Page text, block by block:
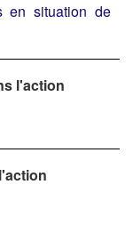
en situation de
l'action